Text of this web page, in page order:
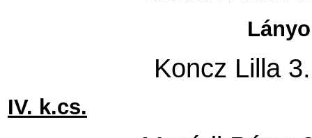
Koncz Lilla
IV. k.cs.